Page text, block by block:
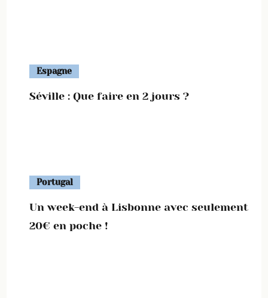
Espagne
Séville : Que faire en 2 jours ?
Portugal
Un week-end à Lisbonne avec seulement
20€ en poche !